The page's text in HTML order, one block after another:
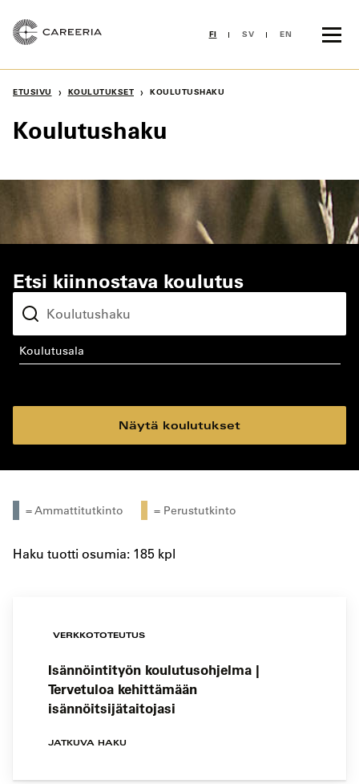
sisältöön
FI SV EN
ETUSIVU › KOULUTUKSET › KOULUTUSHAKU
Koulutushaku
Etsi kiinnostava koulutus
koulutusala
Näytä koulutukset
= Ammattitutkinto = Perustutkinto
Haku tuotti osumia: 185 kpl
VERKKOTOTEUTUS
Isännöintityön koulutusohjelma |
Tervetuloa kehittämään
isännöitsijätaitojasi
JATKUVA HAKU